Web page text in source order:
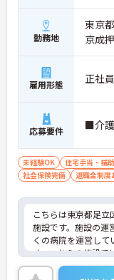
勤務地
東京
京成
雇用形態 正社
応募要件 ■介
未経験OK 住宅手当・補助
社会保険完備
退職金制度
こちらは東京都足立
施設です。施設の運
くの病院を運営して
す。こちらの施設で
も支給され、家族手